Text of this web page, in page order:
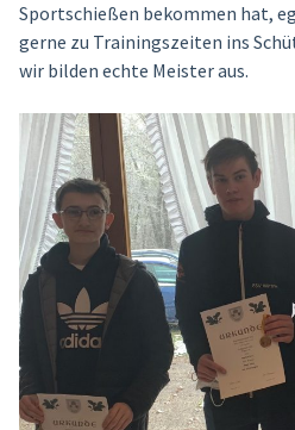
Sportschießen bekommen hat,
gerne zu Trainingszeiten ins
wir bilden echte Meister aus.